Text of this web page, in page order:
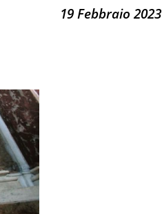
19 Febbraio 2023